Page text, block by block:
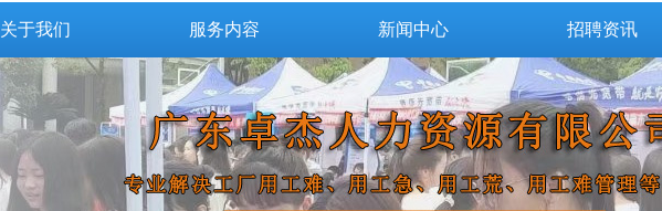
关于我们 服务内容 新闻中心 招聘资讯